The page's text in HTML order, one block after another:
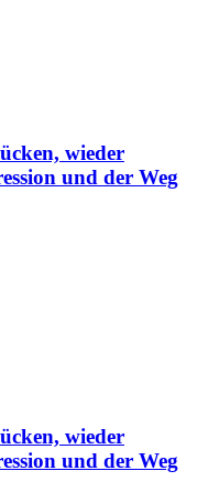
wieder
und der Weg
wieder
und der Weg